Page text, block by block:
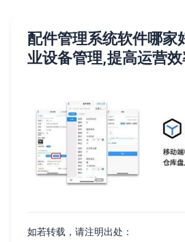
配件管理系统软件哪家
业设备管理,提高运营
如若转载，请注明出处：